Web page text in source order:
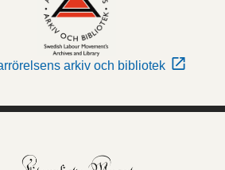
arkiv och bibliotek